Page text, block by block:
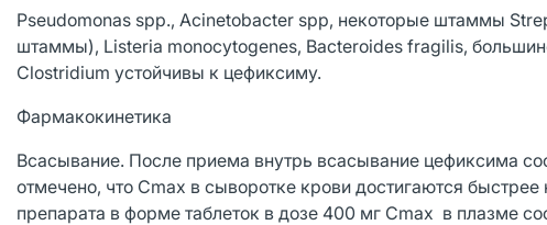
Pseudomonas spp., Acinetobacter spp, некоторые штаммы
штаммы), Listeria monocytogenes, Bacteroides fragilis,
Clostridium устойчивы к цефиксиму.
Фармакокинетика
Всасывание. После приема внутрь всасывание цефиксима
отмечено, что Cmax в сыворотке крови достигаются
препарата в форме таблеток в дозе 400 мг Cmax в плазме